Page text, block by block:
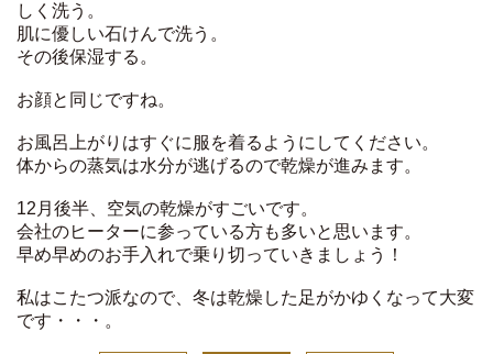
しく洗う。
肌に優しい石けんで洗う。
その後保湿する。
お顔と同じですね。
お風呂上がりはすぐに服を着るようにしてください。
体からの蒸気は水分が逃げるので乾燥が進みます。
12月後半、空気の乾燥がすごいです。
会社のヒーターに参っている方も多いと思います。
早め早めのお手入れで乗り切っていきましょう！
私はこたつ派なので、冬は乾燥した足がかゆくなって大変
です・・・。